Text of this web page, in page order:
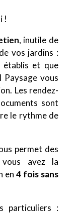
!
, inutile de
vos jardins :
établis et que
Paysage vous
Les rendez-
sont
le rythme de
permet des
vous avez la
en4 fois sans
particuliers :